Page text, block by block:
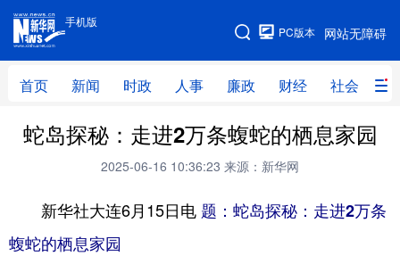
手机版
网站无障碍
PC版本
首页 新闻 时政 人事 廉政 财经 社会 科
手机版
网站地图
首页 新闻 时政 人事
财经 社会
文化 教育 健康 旅游
体育
蛇岛探秘：走进2万条蝮蛇的栖息家园
2025-06-16 10:36:23 来源：新华网
新华社大连6月15日电 题：蛇岛探秘：走进2万条
蝮蛇的栖息家园